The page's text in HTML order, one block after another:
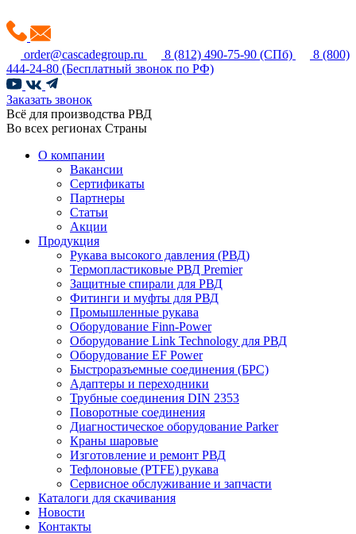
order@cascadegroup.ru 8 (812) 490-75-90 (СПб)
8 (800)
444-24-80 (Бесплатный звонок по РФ)
Заказать звонок
Всё для производства РВД
Во всех регионах Страны
О компании
Вакансии
Сертификаты
Партнеры
Статьи
Акции
Продукция
Рукава высокого давления (РВД)
Термопластиковые РВД Premier
Защитные спирали для РВД
Фитинги и муфты для РВД
Промышленные рукава
Оборудование Finn-Power
Оборудование Link Technology для РВД
Оборудование EF Power
Быстроразъемные соединения (БРС)
Адаптеры и переходники
Трубные соединения DIN 2353
Поворотные соединения
Диагностическое оборудование Parker
Краны шаровые
Изготовление и ремонт РВД
Тефлоновые (PTFE) рукава
Сервисное обслуживание и запчасти
Каталоги для скачивания
Новости
Контакты